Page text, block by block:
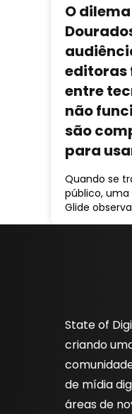
O
editoras
entre
não
são
para
Quando se
público, uma
Glide
State of
criando
de mídia
áreas de